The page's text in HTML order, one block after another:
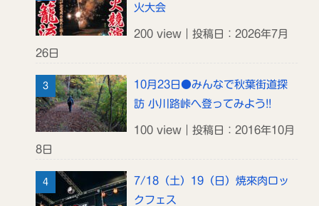
火大会
200 view｜投稿日：2026年7月
26日
10月23日●みんなで秋葉街道探
訪 小川路峠へ登ってみよう!!
100 view｜投稿日：2016年10月
8日
7/18（土）19（日）焼來肉ロッ
クフェス